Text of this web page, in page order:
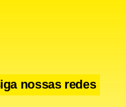
nossas redes